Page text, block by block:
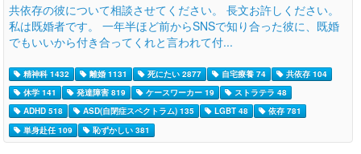
共依存の彼について相談させてください。 長文お許しください。
私は既婚者です。 一年半ほど前からSNSで知り合った彼に、既婚
でもいいから付き合ってくれと言われて付...
精神科 1432 離婚 1131 死にたい 2877 自宅療養 74
共依存 104
休学 141
発達障害 819 ケースワーカー 19
ストラテラ 48
ADHD 518
ASD(自閉症スペクトラム) 135 LGBT 48
依存 781
単身赴任 109
恥ずかしい 381